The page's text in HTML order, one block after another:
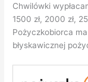
Chwilówki
1500 zł, 2000 zł,
Pożyczkobiorca
błyskawicznej